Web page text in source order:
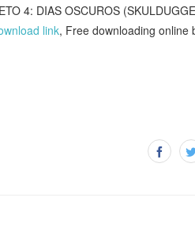
4: DIAS OSCUROS
link, Free downloading online